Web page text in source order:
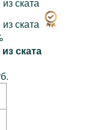
ската